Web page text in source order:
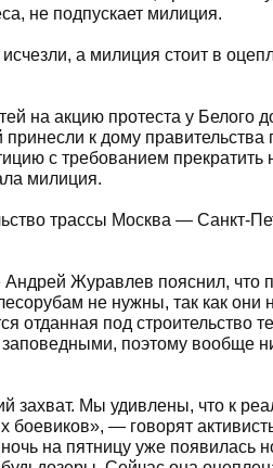
не подпускает милиция.
а милиция стоит в
на акцию протеста у Белого
к дому
с требованием
милиция.
трассы Москва — Санкт-
Журавлев пояснил, что
не нужны, так как они
отданная под строительство
поэтому вообще
захват. Мы удивлены, что к
боевиков», — говорят
на пятницу уже появилась